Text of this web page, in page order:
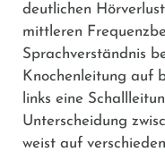
deutlichen
mittleren
Sprachverständnis
Knochenleitung auf
links eine
Unterscheidung
weist auf